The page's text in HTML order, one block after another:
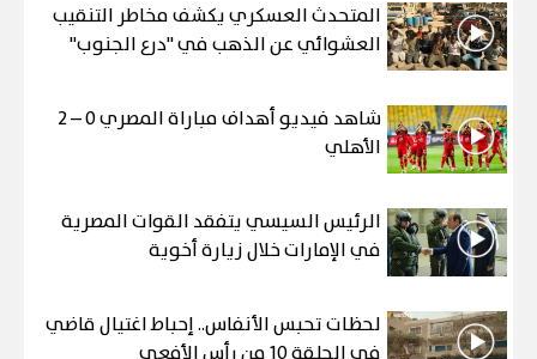
المتحدث العسكري يكشف مخاطر التنقيب
العشوائي عن الذهب في "درع الجنوب"
شاهد فيديو أهداف مباراة المصري 0 – 2
الأهلي
الرئيس السيسي يتفقد القوات المصرية
في الإمارات خلال زيارة أخوية
لحظات تحبس الأنفاس.. إحباط اغتيال قاضي